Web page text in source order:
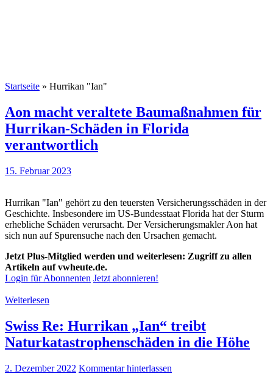
Startseite » Hurrikan "Ian"
Aon macht veraltete Baumaßnahmen für
Hurrikan-Schäden in Florida
verantwortlich
15. Februar 2023
Hurrikan "Ian" gehört zu den teuersten Versicherungsschäden in der
Geschichte. Insbesondere im US-Bundesstaat Florida hat der Sturm
erhebliche Schäden verursacht. Der Versicherungsmakler Aon hat
sich nun auf Spurensuche nach den Ursachen gemacht.
Jetzt Plus-Mitglied werden und weiterlesen: Zugriff zu allen
Artikeln auf vwheute.de.
Login für Abonnenten Jetzt abonnieren!
Weiterlesen
Swiss Re: Hurrikan „Ian“ treibt
Naturkatastrophenschäden in die Höhe
2. Dezember 2022 Kommentar hinterlassen